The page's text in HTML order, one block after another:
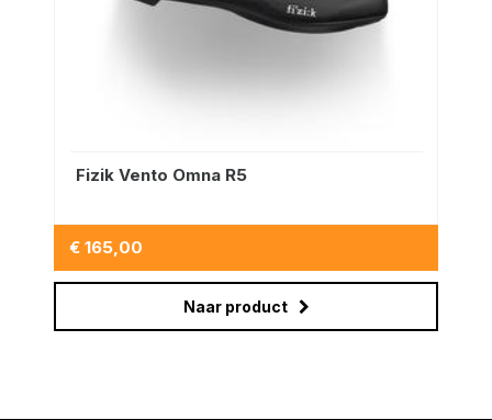
Fizik Vento Omna R5
€ 165,00
Naar product